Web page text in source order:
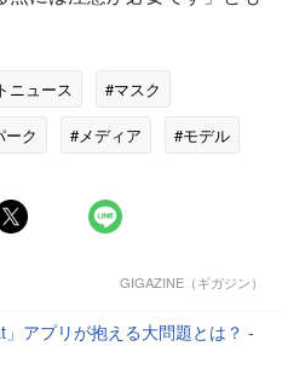
ニュース
#マスク
ーク #メディア
#モデル
GIGAZINE（ギガジン）
アプリが抱える大問題とは？ -